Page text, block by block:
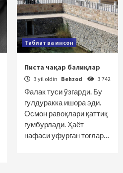
Табиат ва инсон
Писта чақар балиқлар
3 yil oldin Behzod 3 742
Фалак туси ўзгарди. Бу
гулдуракка ишора эди.
Осмон равоқлари қаттиқ
гумбурлади. Ҳаёт
нафаси уфурган тоғлар…